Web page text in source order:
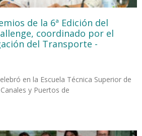
de la 6ª Edición del
coordinado por el
del Transporte -
en la Escuela Técnica Superior de
y Puertos de